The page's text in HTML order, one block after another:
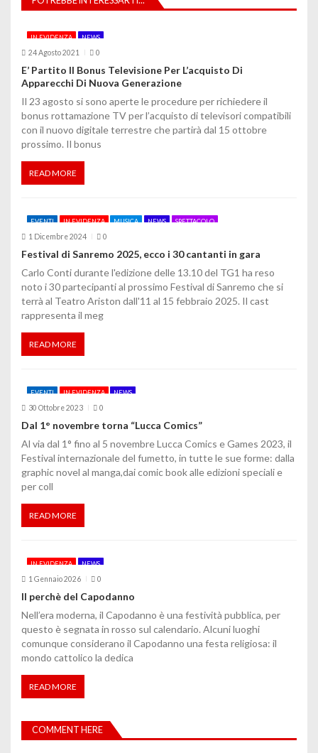
o
n
e
a
r
c
o
l
i
IN EVIDENZA NEWS
24 Agosto 2021 0
E’ Partito Il Bonus Televisione Per L’acquisto Di
Apparecchi Di Nuova Generazione
Il 23 agosto si sono aperte le procedure per richiedere il
bonus rottamazione TV per l’acquisto di televisori compatibili
con il nuovo digitale terrestre che partirà dal 15 ottobre
prossimo. Il bonus
READ MORE
EVENTI IN EVIDENZA MUSICA NEWS SPETTACOLO
1 Dicembre 2024 0
Festival di Sanremo 2025, ecco i 30 cantanti in gara
Carlo Conti durante l'edizione delle 13.10 del TG1 ha reso
noto i 30 partecipanti al prossimo Festival di Sanremo che si
terrà al Teatro Ariston dall'11 al 15 febbraio 2025. Il cast
rappresenta il meg
READ MORE
EVENTI IN EVIDENZA NEWS
30 Ottobre 2023 0
Dal 1° novembre torna “Lucca Comics”
Al via dal 1° fino al 5 novembre Lucca Comics e Games 2023, il
Festival internazionale del fumetto, in tutte le sue forme: dalla
graphic novel al manga,dai comic book alle edizioni speciali e
per coll
READ MORE
IN EVIDENZA NEWS
1 Gennaio 2026 0
Il perchè del Capodanno
Nell’era moderna, il Capodanno è una festività pubblica, per
questo è segnata in rosso sul calendario. Alcuni luoghi
comunque considerano il Capodanno una festa religiosa: il
mondo cattolico la dedica
READ MORE
COMMENT HERE